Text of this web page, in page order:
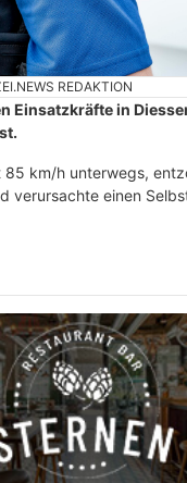
REDAKTION
Einsatzkräfte in
85 km/h unterwegs,
verursachte einen